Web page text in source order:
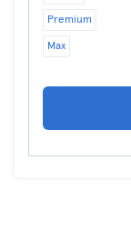
Premium
Max